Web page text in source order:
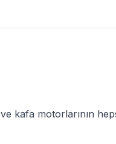
kafa motorlarının